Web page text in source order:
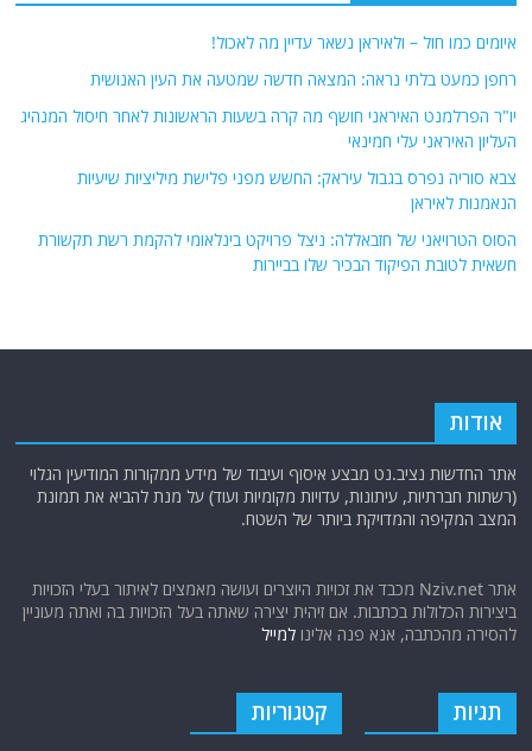
איומים כמו חול – ולאיראן נשאר עדיין מה לאכול!
רחפן כמעט בלתי נראה: המצאה חדשה שמטעה את העין האנושית
יו"ר הפרלמנט האיראני חושף מה קרה בשעות הראשונות לאחר חיסול המנהיג
העליון האיראני עלי חמינאי
צבא סוריה נפרס בגבול עיראק: החשש מפני פלישת מיליציות שיעיות
הנאמנות לאיראן
הסוס הטרויאני של חזבאללה: ניצל פרויקט בינלאומי להקמת רשת תקשורת
חשאית לטובת הפיקוד הבכיר שלו בביירות
אודות
אתר החדשות נציב.נט מבצע איסוף ועיבוד של מידע ממקורות המודיעין הגלוי
(רשתות חברתיות, עיתונות, עדויות מקומיות ועוד) על מנת להביא את תמונת
המצב המקיפה והמדויקת ביותר של השטח.
אתר Nziv.net מכבד את זכויות היוצרים ועושה מאמצים לאיתור בעלי הזכויות
ביצירות הכלולות בכתבות. אם זיהית יצירה שאתה בעל הזכויות בה ואתה מעוניין
להסירה מהכתבה, אנא פנה אלינולמייל
תגיות קטגוריות